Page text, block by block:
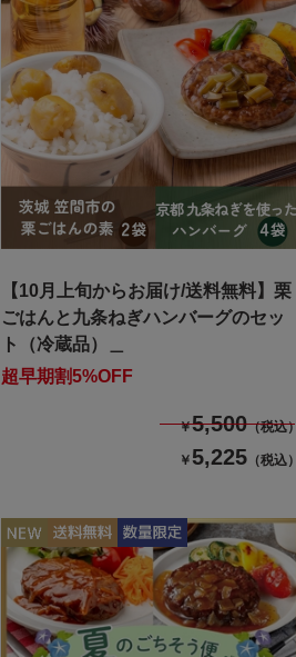
【10月上旬からお届け/送料無料】栗
ごはんと九条ねぎハンバーグのセッ
ト（冷蔵品）＿
超早期割5%OFF
￥5,500（税込）
￥ 5,225 （税込）